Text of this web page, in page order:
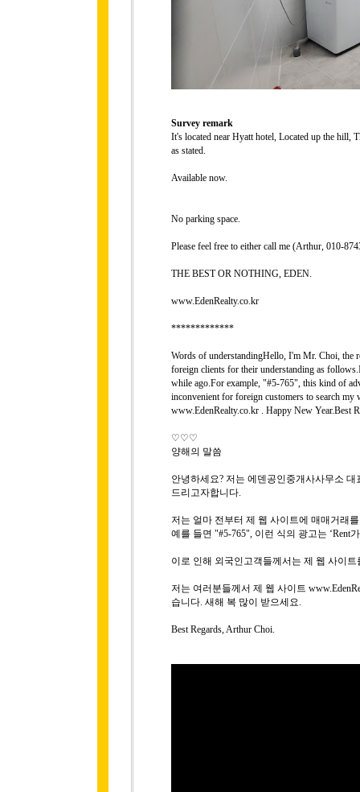
Survey remark
It's located near Hyatt hotel, Located up the hill,
as stated.
Available now.
No parking space.
Please feel free to either call me (Arthur, 010-
THE BEST OR NOTHING, EDEN.
www.EdenRealty.co.kr
*************
Words of understandingHello, I'm Mr. Choi, the
foreign clients for their understanding as
while ago.For example, "#5-765", this kind of
inconvenient for foreign customers to search
www.EdenRealty.co.kr . Happy New Year.Best
♡♡♡
양해의 말씀
안녕하세요? 저는 에덴공인중개사사무소
드리고자합니다.
저는 얼마 전부터 제 웹 사이트에 매매거래
예를 들면 "#5-765", 이런 식의 광고는 ‘Rent
이로 인해 외국인고객들께서는 제 웹 사이
저는 여러분들께서 제 웹 사이트
습니다. 새해 복 많이 받으세요.
Best Regards, Arthur Choi.